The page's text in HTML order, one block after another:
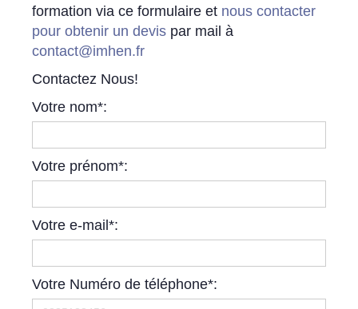
formation via ce formulaire et nous contacter
pour obtenir un devis par mail à
contact@imhen.fr
Contactez Nous!
Votre nom*:
Votre prénom*:
Votre e-mail*:
Votre Numéro de téléphone*: